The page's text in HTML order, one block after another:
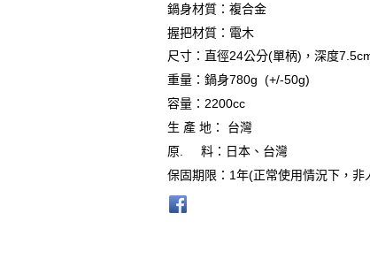
鍋身材質：複合金
握把材質：電木
尺寸：直徑24公分(單柄)，深度
重量：鍋身780g (+/-50g)
容量：2200cc
生 產 地： 台灣
原. 料：日本、台灣
保固期限：1年(正常使用情況下，